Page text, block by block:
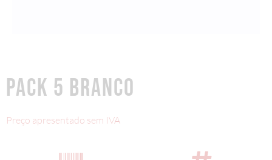
PACK 5 BRANCO
Preço apresentado sem IVA